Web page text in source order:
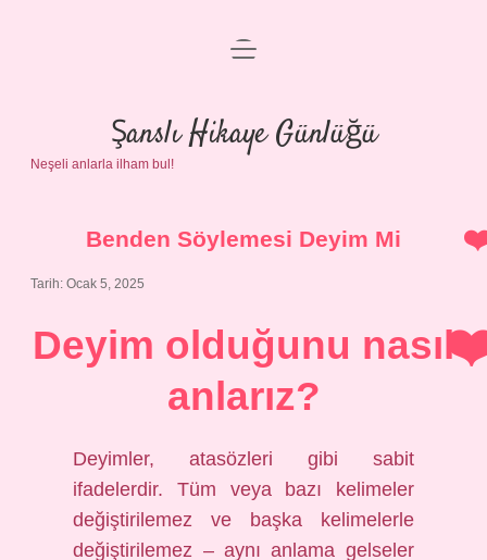
Anasayfa
Gizlilik Politikası
menüyü
Şanslı Hikaye Günlüğü
Neşeli anlarla ilham bul!
Benden Söylemesi Deyim Mi
Tarih: Ocak 5, 2025
Deyim olduğunu nasıl
anlarız?
Deyimler, atasözleri gibi sabit
ifadelerdir. Tüm veya bazı kelimeler
değiştirilemez ve başka kelimelerle
değiştirilemez – aynı anlama gelseler